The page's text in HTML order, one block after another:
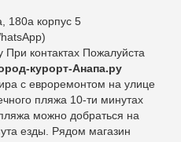
180а корпус 5
контактах Пожалуйста
курорт-Анапа.ру
с евроремонтом на улице
пляжа 10-ти минутах
можно добраться на
езды. Рядом магазин